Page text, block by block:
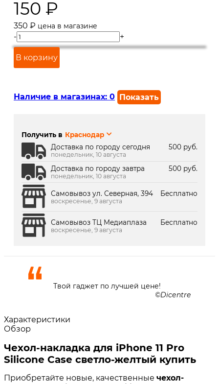
150 ₽
350 ₽ цена в магазине
- +
В корзину
Наличие в магазинах: 0 Показать
г. Краснодар, ТК Медиаплаза:
Получить в Краснодар
Доставка по городу сегодня
500 руб.
понедельник, 10 августа
Доставка по городу завтра 500 руб.
понедельник, 10 августа
Самовывоз ул. Северная, 394 Бесплатно
воскресенье, 9 августа
Самовывоз ТЦ Медиаплаза Бесплатно
воскресенье, 9 августа
Твой гаджет по лучшей цене!
Dicentre
Характеристики
Обзор
Чехол-накладка для iPhone 11 Pro
Silicone Case светло-желтый купить
Приобретайте новые, качественные чехол-